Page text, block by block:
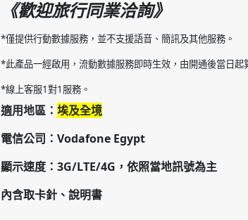
《歡迎旅行同業洽詢》
*僅提供行動數據服務，並不支援語音、簡訊及其他服務。
*此產品一經啟用，流動數據服務即時生效，由開通後當日起
*線上客服1對1服務。
適用地區： 埃及全境
電信公司： Vodafone Egypt
顯示速度：3G/LTE/4G，依照當地訊號為主
內含取卡針、說明書